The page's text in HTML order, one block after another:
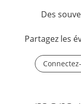
Des
Partagez les